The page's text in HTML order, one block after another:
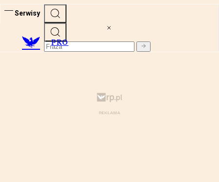
Serwisy
PRO